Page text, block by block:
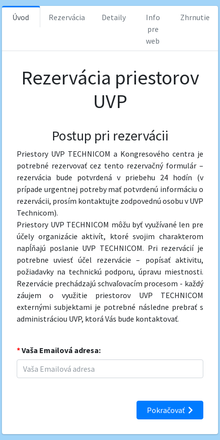
Úvod Rezervácia Detaily
Info
pre
web
Zhrnutie
Rezervácia priestorov
UVP
Postup pri rezervácii
Priestory UVP TECHNICOM a Kongresového centra je
potrebné rezervovať cez tento rezervačný formulár –
rezervácia bude potvrdená v priebehu 24 hodín (v
prípade urgentnej potreby mať potvrdenú informáciu o
rezervácii, prosím kontaktujte zodpovednú osobu v UVP
Technicom).
Priestory UVP TECHNICOM môžu byť využívané len pre
účely organizácie aktivít, ktoré svojim charakterom
napĺňajú poslanie UVP TECHNICOM. Pri rezervácií je
potrebne uviesť účel rezervácie – popísať aktivitu,
požiadavky na technickú podporu, úpravu miestnosti.
Rezervácie prechádzajú schvaľovacím procesom - každý
záujem o využitie priestorov UVP TECHNICOM
externými subjektami je potrebné následne prebrať s
administráciou UVP, ktorá Vás bude kontaktovať.
*Vaša Emailová adresa:
Pokračovať